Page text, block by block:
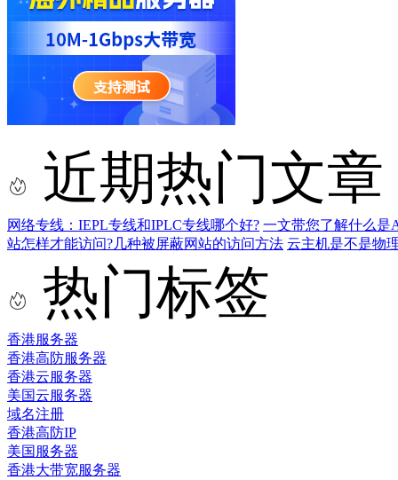
近期热门文章
网络专线：IEPL专线和IPLC专线哪个好? 一文带您了解什么是
站怎样才能访问?几种被屏蔽网站的访问方法 云主机是不是物
热门标签
香港服务器
香港高防服务器
香港云服务器
美国云服务器
域名注册
香港高防IP
美国服务器
香港大带宽服务器